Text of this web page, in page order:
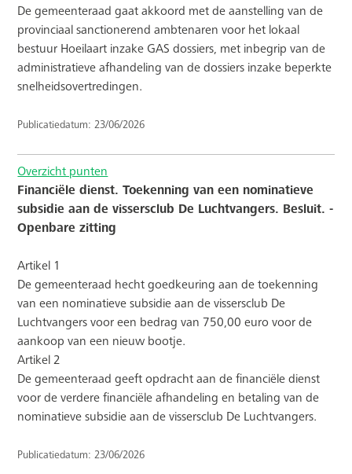
De gemeenteraad gaat akkoord met de aanstelling van de
provinciaal sanctionerend ambtenaren voor het lokaal
bestuur Hoeilaart inzake GAS dossiers, met inbegrip van de
administratieve afhandeling van de dossiers inzake beperkte
snelheidsovertredingen.
Publicatiedatum: 23/06/2026
Overzicht punten
Financiële dienst. Toekenning van een nominatieve
subsidie aan de vissersclub De Luchtvangers. Besluit. -
Openbare zitting
Artikel 1
De gemeenteraad hecht goedkeuring aan de toekenning
van een nominatieve subsidie aan de vissersclub De
Luchtvangers voor een bedrag van 750,00 euro voor de
aankoop van een nieuw bootje.
Artikel 2
De gemeenteraad geeft opdracht aan de financiële dienst
voor de verdere financiële afhandeling en betaling van de
nominatieve subsidie aan de vissersclub De Luchtvangers.
Publicatiedatum: 23/06/2026